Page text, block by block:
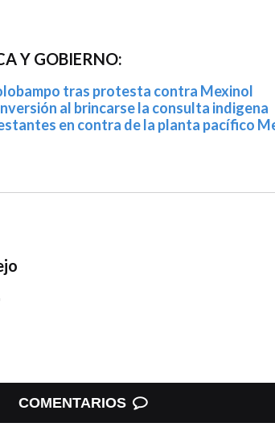
Y GOBIERNO:
tras protesta contra Mexinol
al brincarse la consulta indigena
en contra de la planta pacífico
COMENTARIOS